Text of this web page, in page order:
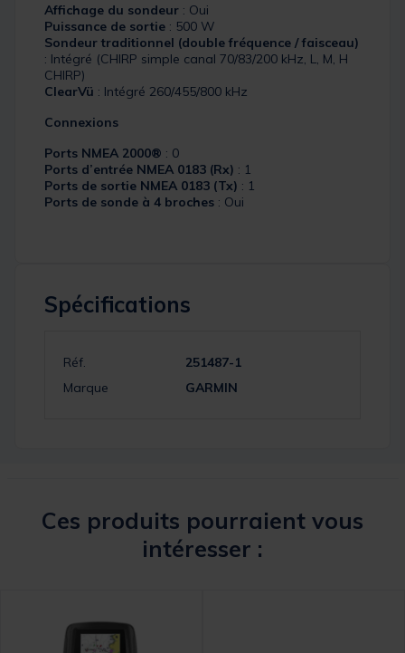
Affichage du sondeur : Oui
Puissance de sortie : 500 W
Sondeur traditionnel (double fréquence / faisceau)
: Intégré (CHIRP simple canal 70/83/200 kHz, L, M, H
CHIRP)
ClearVü : Intégré 260/455/800 kHz
Connexions
Ports NMEA 2000® : 0
Ports d’entrée NMEA 0183 (Rx) : 1
Ports de sortie NMEA 0183 (Tx) : 1
Ports de sonde à 4 broches : Oui
Spécifications
Réf.
251487-1
Marque
GARMIN
Ces produits pourraient vous
intéresser :